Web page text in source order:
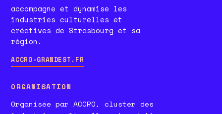
accompagne et dynamise les
industries culturelles et
créatives de Strasbourg et sa
région.
ACCRO-GRANDEST.FR
ORGANISATION
Organisée par ACCRO, cluster des